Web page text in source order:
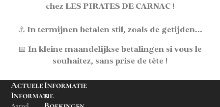
chez LES PIRATES DE CARNAC !
⚓ In termijnen betalenstil, zoals de getijden...
📅 In kleine maandelijkse betalingen si vous le
souhaitez, sans prise de tête !
Informatie
&
Actuele
Informatie